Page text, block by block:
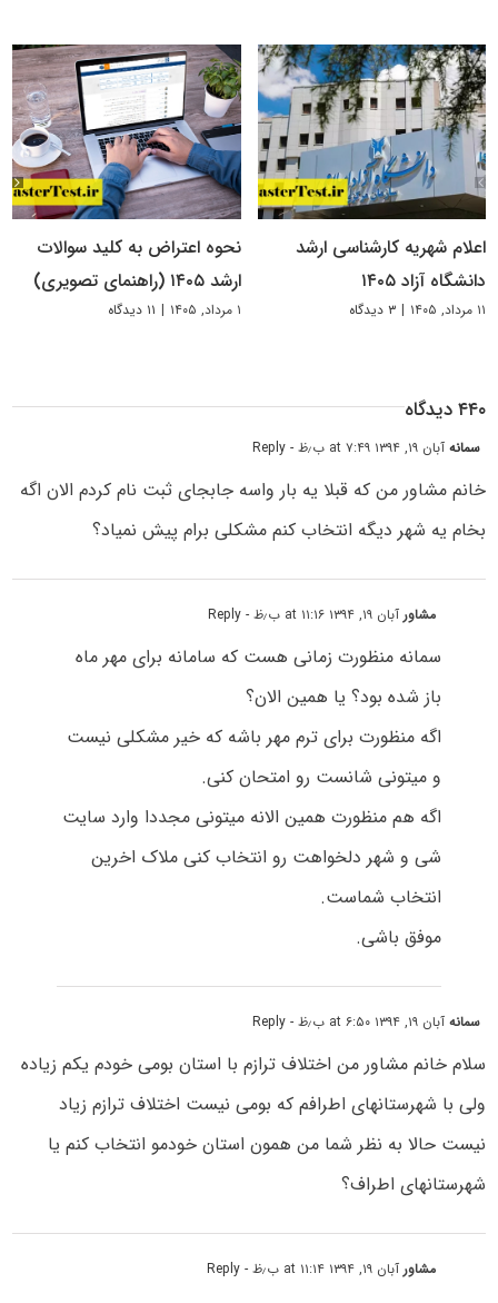
اعلام شهریه کارشناسی ارشد
دانشگاه آزاد ۱۴۰۵
۱۱ مرداد, ۱۴۰۵ | ۳ دیدگاه
نحوه اعتراض به کلید سوالات
ارشد ۱۴۰۵ (راهنمای تصویری)
۱ مرداد, ۱۴۰۵ | ۱۱ دیدگاه
۴۴۰ دیدگاه
سمانهآبان ۱۹, ۱۳۹۴ at ۷:۴۹ ب٫ظ - Reply
خانم مشاور من که قبلا یه بار واسه جابجای ثبت نام کردم الان اگه
بخام یه شهر دیگه انتخاب کنم مشکلی برام پیش نمیاد؟
مشاورآبان ۱۹, ۱۳۹۴ at ۱۱:۱۶ ب٫ظ - Reply
سمانه منظورت زمانی هست که سامانه برای مهر ماه
باز شده بود؟ یا همین الان؟
اگه منظورت برای ترم مهر باشه که خیر مشکلی نیست
و میتونی شانست رو امتحان کنی.
اگه هم منظورت همین الانه میتونی مجددا وارد سایت
شی و شهر دلخواهت رو انتخاب کنی ملاک اخرین
انتخاب شماست.
موفق باشی.
سمانهآبان ۱۹, ۱۳۹۴ at ۶:۵۰ ب٫ظ - Reply
سلام خانم مشاور من اختلاف ترازم با استان بومی خودم یکم زیاده
ولی با شهرستانهای اطرافم که بومی نیست اختلاف ترازم زیاد
نیست حالا به نظر شما من همون استان خودمو انتخاب کنم یا
شهرستانهای اطراف؟
مشاورآبان ۱۹, ۱۳۹۴ at ۱۱:۱۴ ب٫ظ - Reply